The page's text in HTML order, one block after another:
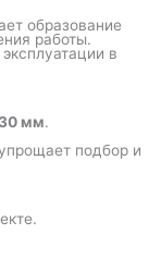
образование
работы.
в
мм.
подбор и